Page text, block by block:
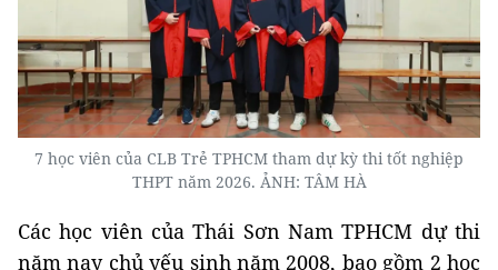
7 học viên của CLB Trẻ TPHCM tham dự kỳ thi tốt nghiệp
THPT năm 2026. ẢNH: TÂM HÀ
Các học viên của Thái Sơn Nam TPHCM dự thi
năm nay chủ yếu sinh năm 2008, bao gồm 2 học